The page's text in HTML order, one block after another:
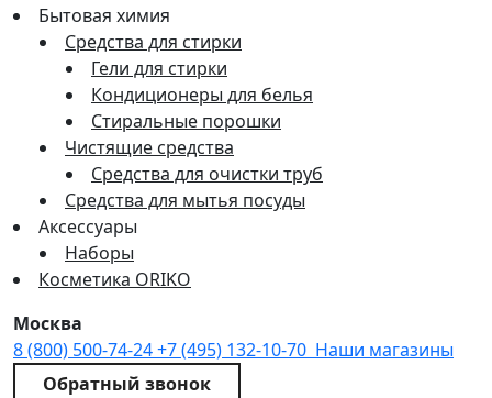
Бытовая химия
Средства для стирки
Гели для стирки
Кондиционеры для белья
Стиральные порошки
Чистящие средства
Средства для очистки труб
Средства для мытья посуды
Аксессуары
Наборы
Косметика ORIKO
Москва
8 (800) 500-74-24+7 (495) 132-10-70 Наши магазины
Обратный звонок